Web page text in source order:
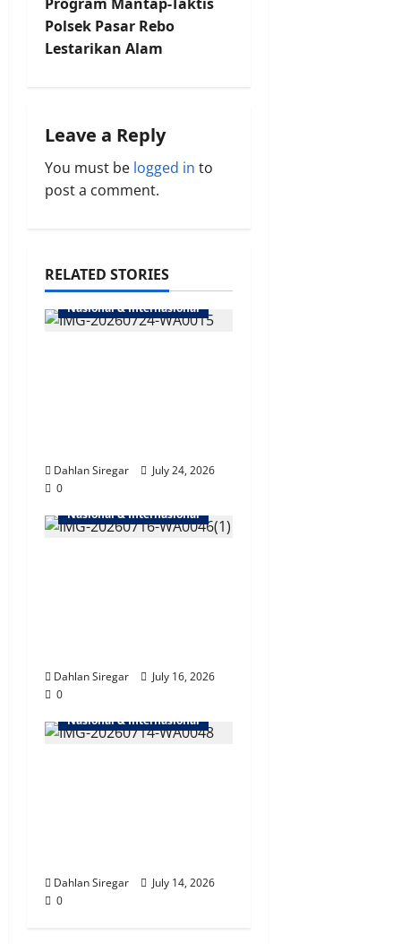
n
a
i
g
i
o
Polsek Pasar Rebo
Lestarikan Alam
Leave a Reply
You must be logged in to
post a comment.
RELATED STORIES
Nasional & Internasional
Dahlan Siregar
July 24, 2026
0
Nasional & Internasional
Dahlan Siregar
July 16, 2026
0
Nasional & Internasional
Dahlan Siregar
July 14, 2026
0